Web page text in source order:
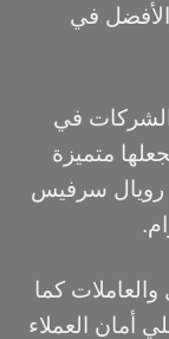
في
في
متميزة
رويال سرفيس
والعاملات كما
أمان العملاء